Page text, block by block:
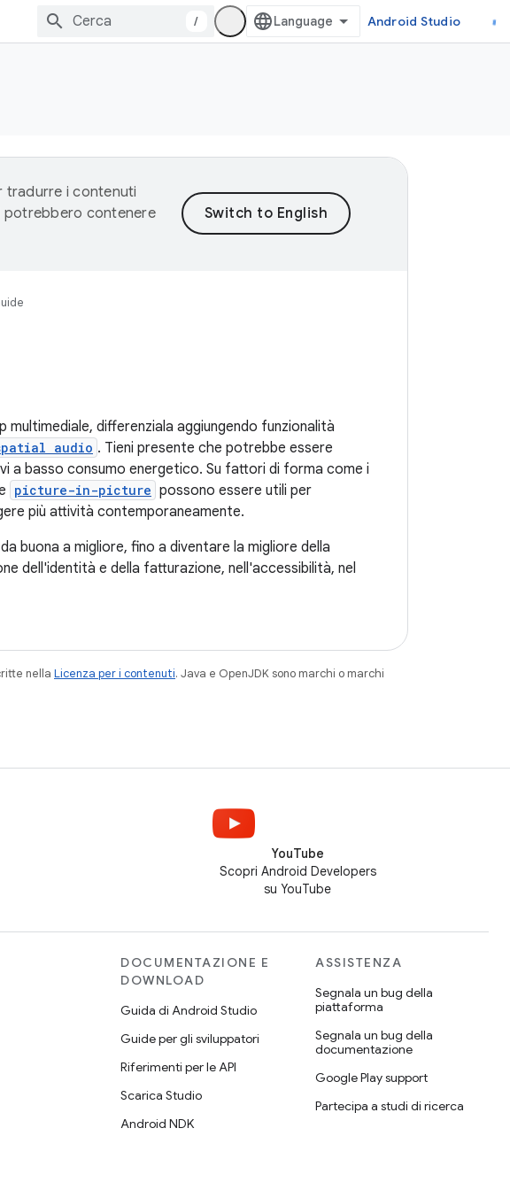
/ Android Studio
tradurre i contenuti
potrebbero contenere
differenziala aggiungendo funzionalità
audio . Tieni presente che potrebbe essere
a basso consumo energetico. Su fattori di forma come i
picture-in-picture possono essere utili per
più attività contemporaneamente.
buona a migliore, fino a diventare la migliore della
dell'identità e della fatturazione, nell'accessibilità, nel
nella Licenza per i contenuti. Java e OpenJDK sono marchi o marchi
YouTube
Scopri Android Developers
su YouTube
DOCUMENTAZIONE E
DOWNLOAD
Guida di Android Studio
Guide per gli sviluppatori
Riferimenti per le API
Scarica Studio
Android NDK
ASSISTENZA
Segnala un bug della
piattaforma
Segnala un bug della
documentazione
Google Play support
Partecipa a studi di ricerca